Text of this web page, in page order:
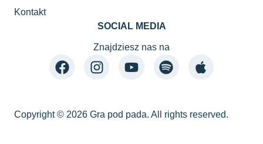
Kontakt
SOCIAL MEDIA
Znajdziesz nas na
Copyright © 2026 Gra pod pada. All rights reserved.